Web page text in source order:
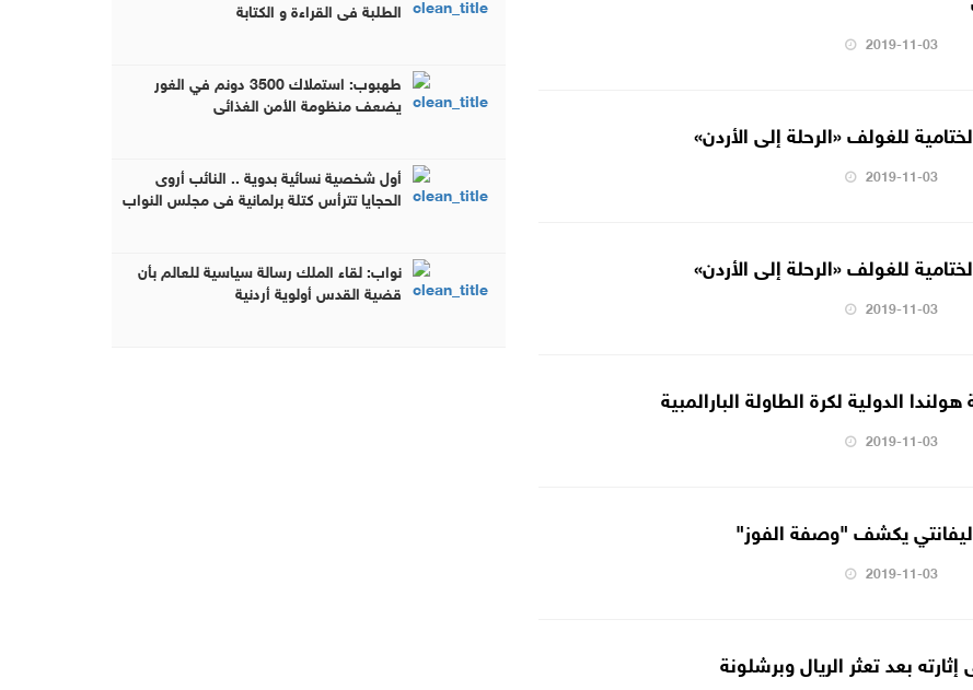
2019-11-03
للغولف «الرحلة إلى الأردن»
2019-11-03
للغولف «الرحلة إلى الأردن»
2019-11-03
الدولية لكرة الطاولة البارالمبية
2019-11-03
يكشف "وصفة الفوز"
2019-11-03
بعد تعثر الريال وبرشلونة
الطلبة في القراءة و الكتابة
طهبوب: استملاك 3500 دونم في الغور
يضعف منظومة الأمن الغذائي
أول شخصية نسائية بدوية .. النائب أروى
الحجايا تترأس كتلة برلمانية في مجلس النواب
نواب: لقاء الملك رسالة سياسية للعالم بأن
قضية القدس أولوية أردنية